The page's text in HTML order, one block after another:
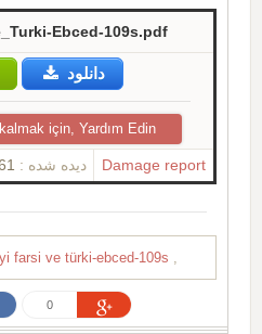
Ebced-109s.pdf
دانلود
için, Yardım Edin
دیده شده : Damage report
farsi ve türki-ebced-109s
0